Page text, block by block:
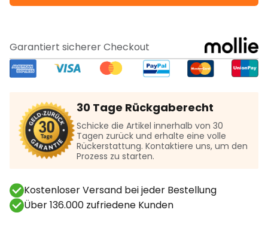
Garantiert sicherer Checkout
30 Tage Rückgaberecht
Schicke die Artikel innerhalb von 30
Tagen zurück und erhalte eine volle
Rückerstattung. Kontaktiere uns, um den
Prozess zu starten.
Kostenloser Versand bei jeder Bestellung
Über 136.000 zufriedene Kunden